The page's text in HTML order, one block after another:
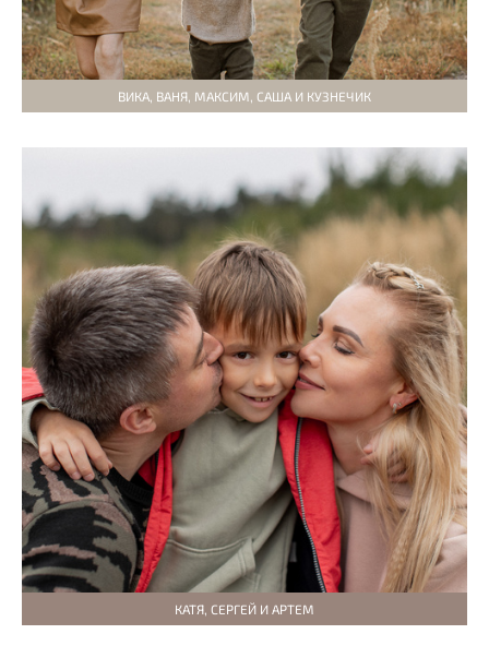
ВИКА, ВАНЯ, МАКСИМ, САША И КУЗНЕЧИК
КАТЯ, СЕРГЕЙ И АРТЕМ